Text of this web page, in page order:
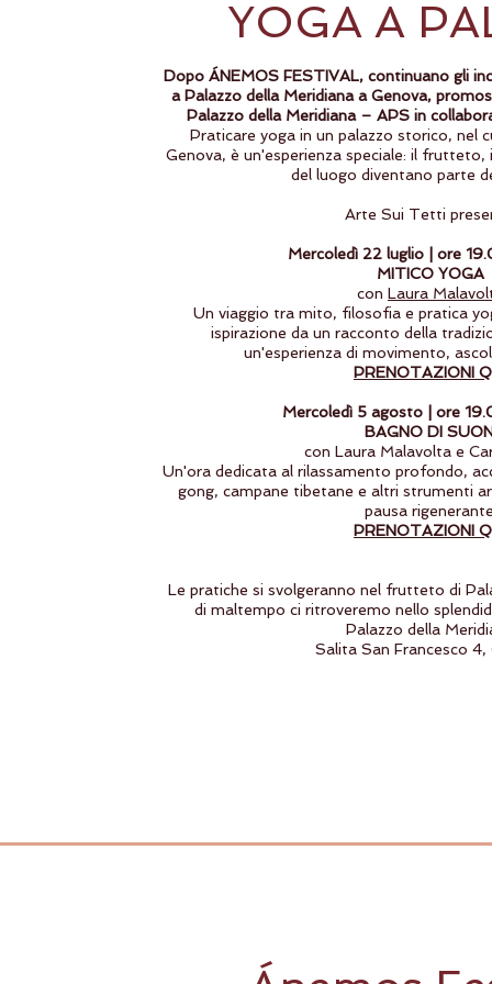
YOGA A
Dopo ÁNEMOS FESTIVAL, continuano gli
a Palazzo della Meridiana a Genova,
Palazzo della Meridiana – APS in
Praticare yoga in un palazzo storico, nel
Genova, è un'esperienza speciale: il
del luogo diventano parte
Arte Sui Tetti
Mercoledì 22 luglio | ore
MITICO YOGA
con Laura
Un viaggio tra mito, filosofia e pratica
ispirazione da un racconto della
un'esperienza di movimento,
PRENOTAZIONI
Mercoledì 5 agosto | ore
BAGNO DI
con Laura Malavolta e
Un'ora dedicata al rilassamento profondo,
gong, campane tibetane e altri strumenti
pausa
PRENOTAZIONI
Le pratiche si svolgeranno nel frutteto di
di maltempo ci ritroveremo nello
Palazzo della
Salita San Francesco 4,